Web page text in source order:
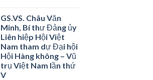
GS.VS. Châu Văn
Minh, Bí thư Đảng ủy
Liên hiệp Hội Việt
Nam tham dự Đại hội
Hội Hàng không – Vũ
trụ Việt Nam lần thứ
V